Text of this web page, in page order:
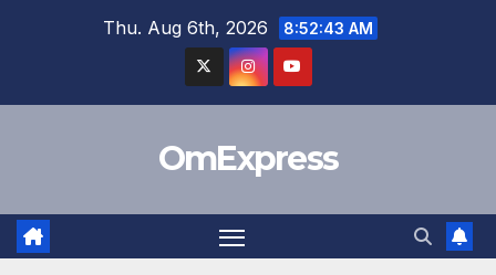
Thu. Aug 6th, 2026 8:52:44 AM
OmExpress